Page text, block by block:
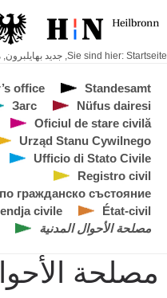
Sie sind hier: Startseite
, جديد بهايلبرون,
Standesamt
office
Nüfus dairesi
Загс
Oficiul de stare civilă
Urząd Stanu Cywilnego
Ufficio di Stato Civile
Registro civil
гражданско състояние
État-civil
civile
مصلحة الأحوال المدنية
مصلحة